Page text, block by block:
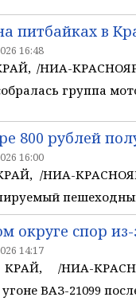
питбайках в
16:48
/НИА-
группа
800 рублей
16:00
/НИА-
округе спор
14:17
/НИА-
ВАЗ-21099